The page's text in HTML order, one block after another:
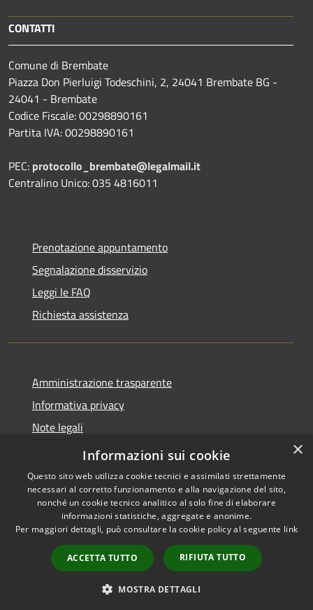
CONTATTI
Comune di Brembate
Piazza Don Pierluigi Todeschini, 2, 24041 Brembate BG -
24041 - Brembate
Codice Fiscale: 00298890161
Partita IVA: 00298890161
PEC: protocollo_brembate@legalmail.it
Centralino Unico: 035 4816011
Prenotazione appuntamento
Segnalazione disservizio
Leggi le FAQ
Richiesta assistenza
Amministrazione trasparente
Informativa privacy
Note legali
Dichiarazione di accessibilità
Accessibilità
Copyright © 2026 • Comune di
Brembate • Powered by
Municipium•
Accesso
redazione
×
Informazioni sui cookie
Questo sito web utilizza cookie tecnici e assimilati strettamente
necessari al corretto funzionamento e alla navigazione del sito,
nonché un cookie tecnico analitico al solo fine di elaborare
informazioni statistiche, aggregate e anonime.
Per maggiori dettagli, può consultare la cookie policy al seguente link
ACCETTA TUTTO RIFIUTA TUTTO
MOSTRA DETTAGLI